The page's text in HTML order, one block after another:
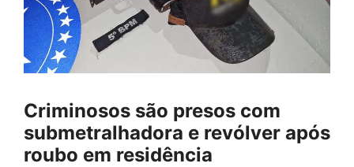
Criminosos são presos com
submetralhadora e revólver após
roubo em residência